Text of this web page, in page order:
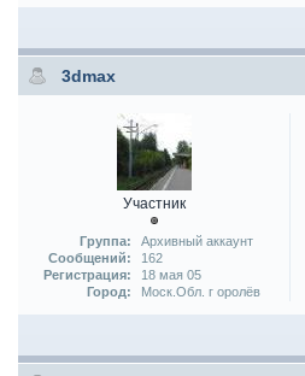
3dmax
Участник
Группа:
Архивный аккаунт
Сообщений:
162
Регистрация:
18 мая 05
Город:
Моск.Обл. г оролёв